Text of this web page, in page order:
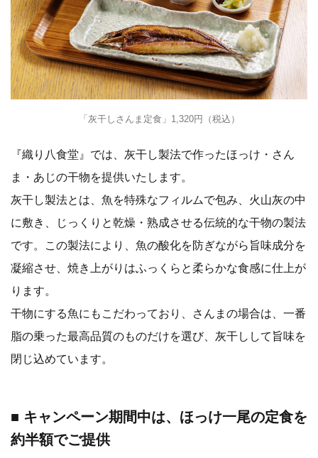
「灰干しさんま定食」1,320円（税込）
『織り八食堂』では、灰干し製法で作ったほっけ・さん
ま・あじの干物を提供いたします。
灰干し製法とは、魚を特殊なフィルムで包み、火山灰の中
に敷き、じっくりと乾燥・熟成させる伝統的な干物の製法
です。この製法により、魚の酸化を防ぎながら旨味成分を
凝縮させ、焼き上がりはふっくらと柔らかな食感に仕上が
ります。
干物にする魚にもこだわっており、さんまの場合は、一番
脂の乗った最高品質のものだけを選び、灰干しして旨味を
閉じ込めています。
■ キャンペーン期間中は、ほっけ一尾の定食を
約半額でご提供